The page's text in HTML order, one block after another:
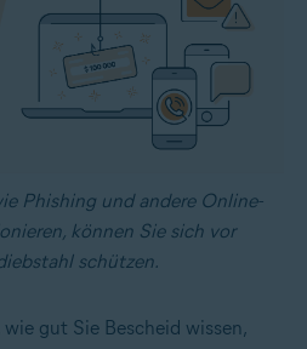
Phishing und andere Online-
können Sie sich vor
schützen.
gut Sie Bescheid wissen,